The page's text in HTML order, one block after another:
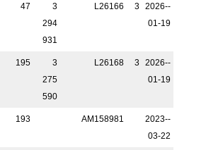
47
3
294
931
L26166 3
2026-­
01-19
195
3
275
590
L26168 3
2026-­
01-19
193 AM158981
2023-­
03-22